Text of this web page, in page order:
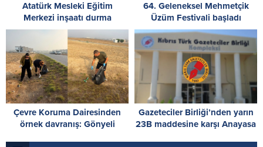
Atatürk Mesleki Eğitim
Merkezi inşaatı durma
noktasında! İskele’den acil
destek çağrısı
64. Geleneksel Mehmetçik
Üzüm Festivali başladı
Çevre Koruma Dairesinden
örnek davranış: Gönyeli
Gazeteciler Birliği’nden yarın
23B maddesine karşı Anayasa